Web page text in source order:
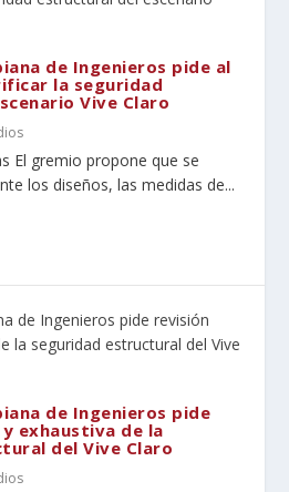
de Ingenieros pide al
la seguridad
Vive Claro
El gremio propone que se
los diseños, las medidas de...
de Ingenieros pide
exhaustiva de la
del Vive Claro